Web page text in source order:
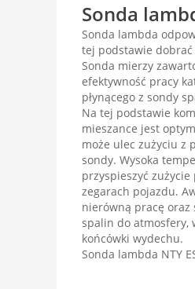
Sonda
Sonda lambda
tej podstawie
Sonda mierzy
efektywność pracy
płynącego z sondy
Na tej podstawie
mieszance jest
może ulec zużyciu z
sondy. Wysoka
przyspieszyć
zegarach pojazdu.
nierówną pracę oraz
spalin do atmosfery,
końcówki wydechu.
Sonda lambda NTY